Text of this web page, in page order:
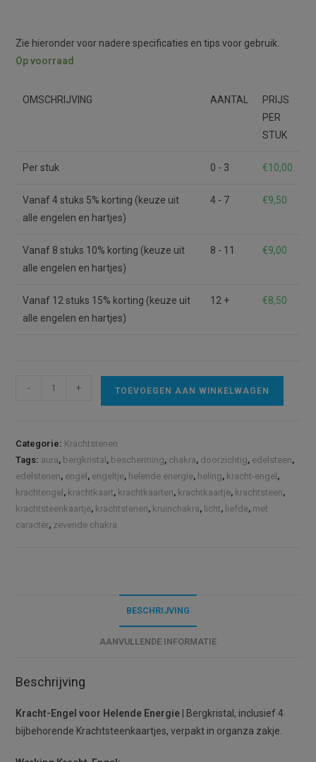
Zie hieronder voor nadere specificaties en tips voor gebruik.
Op voorraad
OMSCHRIJVING AANTAL
PRIJS
PER
STUK
Per stuk 0 - 3 €10,00
Vanaf 4 stuks 5% korting (keuze uit
alle engelen en hartjes)
4 - 7 €9,50
Vanaf 8 stuks 10% korting (keuze uit
alle engelen en hartjes)
8 - 11 €9,00
Vanaf 12 stuks 15% korting (keuze uit
alle engelen en hartjes)
12 + €8,50
Energie
(S)
|
Bergkristal
aantal
- + TOEVOEGEN AAN WINKELWAGEN
Categorie: Krachtstenen
Tags: aura, bergkristal , bescherming, chakra, doorzichtig, edelsteen,
edelstenen, engel , engeltje, helende energie, heling, kracht-engel ,
krachtengel , krachtkaart, krachtkaarten, krachtkaartje, krachtsteen,
krachtsteenkaartje, krachtstenen, kruinchakra, licht, liefde, met
caracter, zevende chakra
BESCHRIJVING
AANVULLENDE INFORMATIE
Beschrijving
Kracht-Engel voor Helende Energie | Bergkristal, inclusief 4
bijbehorende Krachtsteenkaartjes, verpakt in organza zakje.